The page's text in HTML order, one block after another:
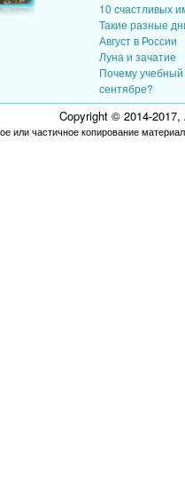
10 счастливых
Такие разные
Август в России
Луна и зачатие
Почему учебный
сентябре?
Copyright © 2014-
или частичное копирование